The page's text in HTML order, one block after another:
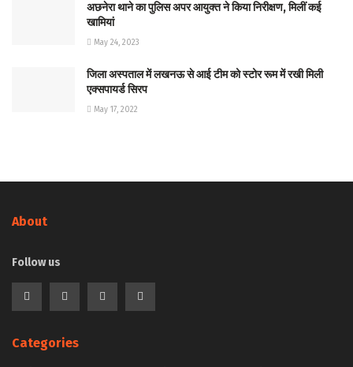
अछनेरा थाने का पुलिस अपर आयुक्त ने किया निरीक्षण, मिलीं कई
खामियां
May 24, 2023
जिला अस्पताल में लखनऊ से आई टीम को स्टोर रूम में रखी मिली
एक्सपायर्ड सिरप
May 17, 2022
About
Follow us
Categories